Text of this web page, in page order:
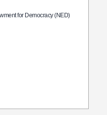
for Democracy (NED)